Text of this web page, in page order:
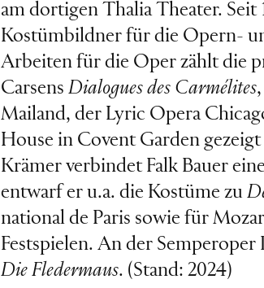
am dortigen Thalia Theater. Seit
Kostümbildner für die Opern-
Arbeiten für die Oper zählt die
CarsensDialogues des Carmélites
Mailand, der Lyric Opera
House in Covent Garden
Krämer verbindet Falk Bauer
entwarf er u.a. die Kostüme zu
national de Paris sowie für
Festspielen. An der
Die Fledermaus. (Stand: 2024)